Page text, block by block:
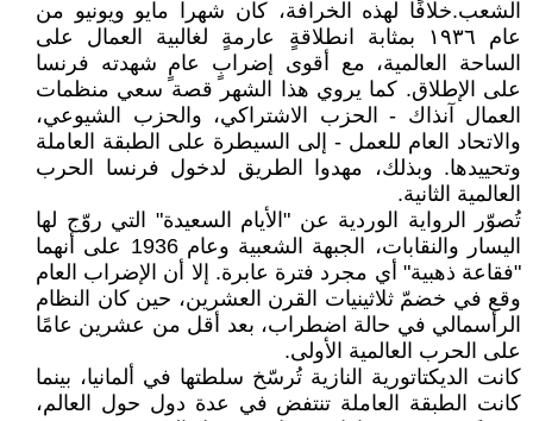
الشعب.خلافًا لهذه الخرافة، كان شهرا مايو ويونيو من
عام ١٩٣٦ بمثابة انطلاقةٍ عارمةٍ لغالبية العمال على
الساحة العالمية، مع أقوى إضرابٍ عامٍ شهدته فرنسا
على الإطلاق. كما يروي هذا الشهر قصة سعي منظمات
العمال آنذاك - الحزب الاشتراكي، والحزب الشيوعي،
والاتحاد العام للعمل - إلى السيطرة على الطبقة العاملة
وتحييدها. وبذلك، مهدوا الطريق لدخول فرنسا الحرب
العالمية الثانية.
تُصوّر الرواية الوردية عن "الأيام السعيدة" التي روّج لها
اليسار والنقابات، الجبهة الشعبية وعام 1936 على أنهما
"فقاعة ذهبية" أي مجرد فترة عابرة. إلا أن الإضراب العام
وقع في خضمّ ثلاثينيات القرن العشرين، حين كان النظام
الرأسمالي في حالة اضطراب، بعد أقل من عشرين عامًا
على الحرب العالمية الأولى.
كانت الديكتاتورية النازية تُرسّخ سلطتها في ألمانيا، بينما
كانت الطبقة العاملة تنتفض في عدة دول حول العالم،